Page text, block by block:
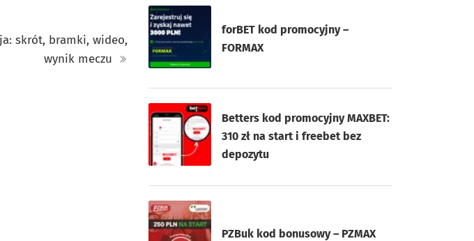
skrót, bramki, wideo,
wynik meczu
forBET kod promocyjny –
FORMAX
Betters kod promocyjny MAXBET:
310 zł na start i freebet bez
depozytu
PZBuk kod bonusowy – PZMAX